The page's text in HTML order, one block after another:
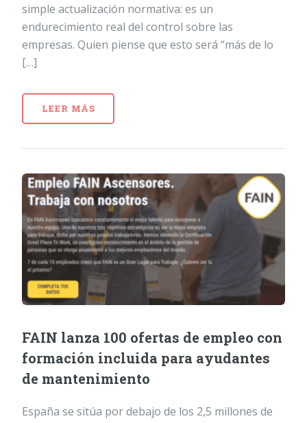
simple actualización normativa: es un
endurecimiento real del control sobre las
empresas. Quien piense que esto será “más de lo
[…]
LEER MÁS
FAIN lanza 100 ofertas de empleo con
formación incluida para ayudantes
de mantenimiento
España se sitúa por debajo de los 2,5 millones de